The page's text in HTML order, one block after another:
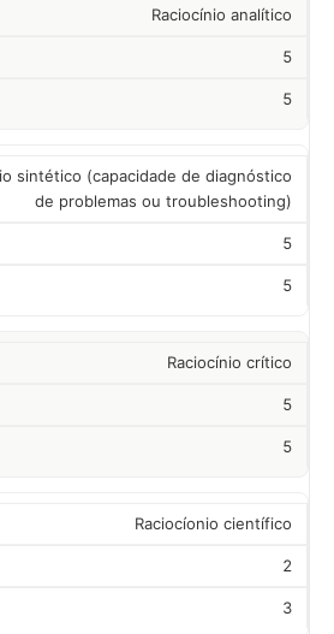
Raciocínio analítico
5
5
sintético (capacidade de diagnóstico
de problemas ou troubleshooting)
5
5
Raciocínio crítico
5
5
Raciocíonio científico
2
3